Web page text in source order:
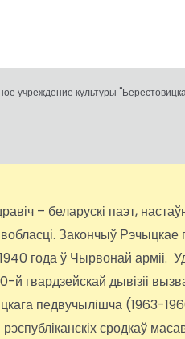
учреждение культуры
– беларускі паэт,
Закончыў Рэчыцкае
года ў Чырвонай
й гвардзейскай дывізіі
педвучылішча (1963-
рэспубліканскіх сродкаў